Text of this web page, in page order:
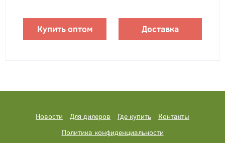
Купить оптом Доставка
Новости Для дилеров Где купить
Контакты
Политика конфиденциальности